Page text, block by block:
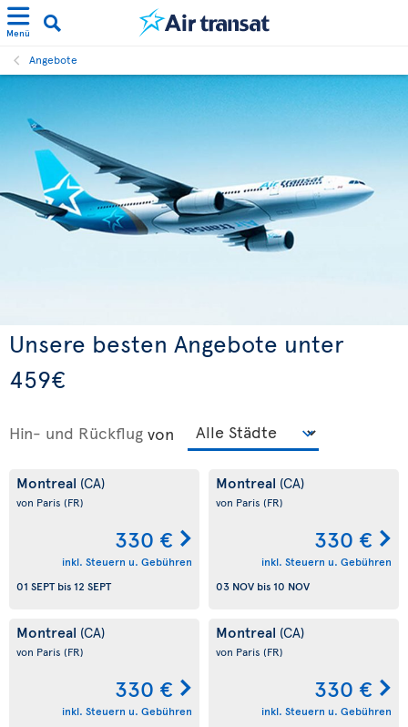
Menü
Angebote
Unsere besten Angebote unter
459€
Hin- und Rückflug von
Montreal (CA)
von Paris (FR)
330 €
inkl. Steuern u. Gebühren
01 SEPTbis 12 SEPT
Montreal (CA)
von Paris (FR)
330 €
inkl. Steuern u. Gebühren
03 NOV bis 10 NOV
Montreal (CA)
von Paris (FR)
330 €
inkl. Steuern u. Gebühren
Montreal (CA)
von Paris (FR)
330 €
inkl. Steuern u. Gebühren